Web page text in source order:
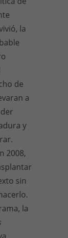
la
de
a
y
2008,
sin
la